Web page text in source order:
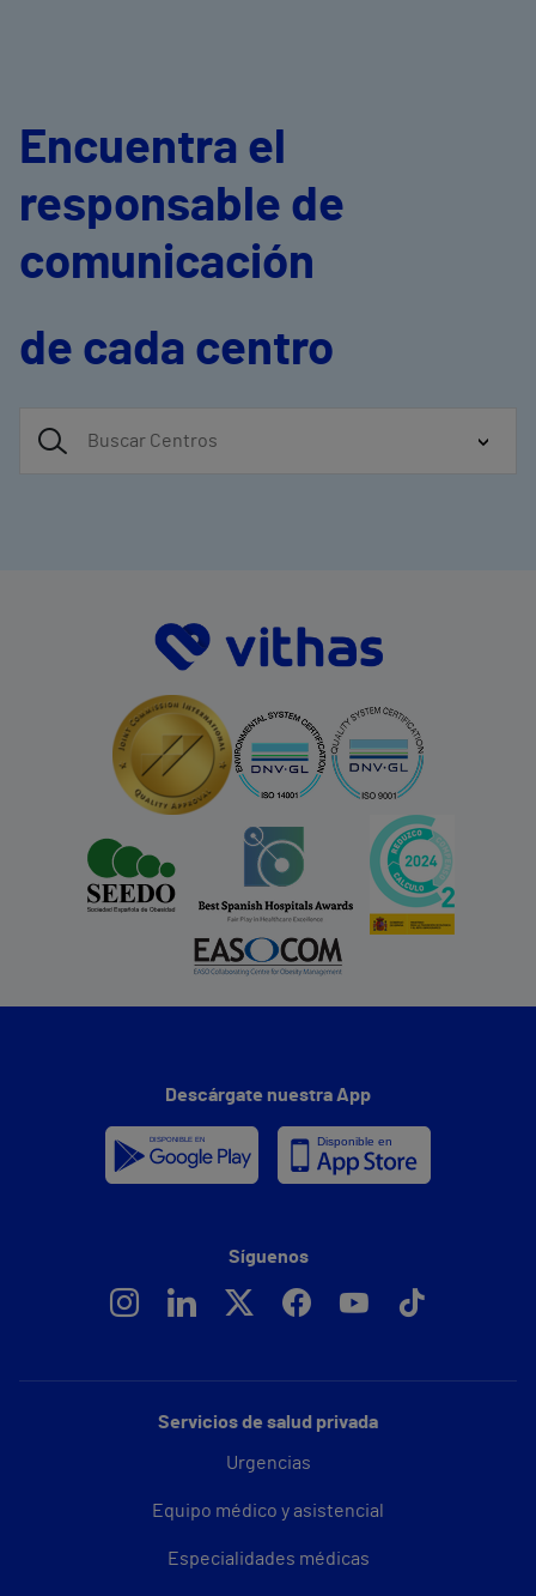
Encuentra el
responsable de
comunicación
de cada centro
Servicios de salud privada
Urgencias
Equipo médico y asistencial
Especialidades médicas
Descárgate nuestra App
Síguenos